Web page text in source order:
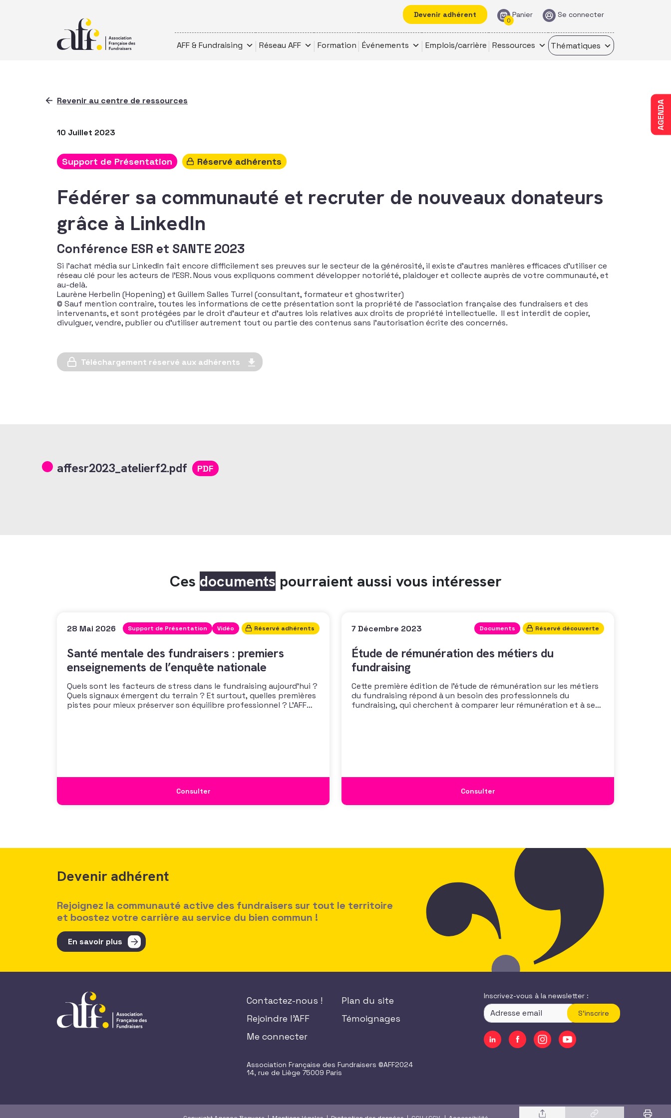
Devenir adhérent Panier
0
Se connecter
AFF & Fundraising Réseau AFF Formation Événements Emplois/carrière Ressources Thématiques
AGENDA
Revenir au centre de ressources
10 Juillet 2023
Support de Présentation Réservé adhérents
Fédérer sa communauté et recruter de nouveaux donateurs
grâce à LinkedIn
Conférence ESR et SANTE 2023
Si l’achat média sur LinkedIn fait encore difficilement ses preuves sur le secteur de la générosité, il existe d’autres manières efficaces d’utiliser ce
réseau clé pour les acteurs de l’ESR. Nous vous expliquons comment développer notoriété, plaidoyer et collecte auprès de votre communauté, et
au-delà.
Laurène Herbelin (Hopening) et Guillem Salles Turrel (consultant, formateur et ghostwriter)
© Sauf mention contraire, toutes les informations de cette présentation sont la propriété de l’association française des fundraisers et des
intervenants, et sont protégées par le droit d’auteur et d’autres lois relatives aux droits de propriété intellectuelle. Il est interdit de copier,
divulguer, vendre, publier ou d’utiliser autrement tout ou partie des contenus sans l’autorisation écrite des concernés.
Téléchargement réservé aux adhérents
affesr2023_atelierf2.pdf PDF
Ces documents pourraient aussi vous intéresser
28 Mai 2026 Support de Présentation Vidéo Réservé adhérents
Santé mentale des fundraisers : premiers
enseignements de l’enquête nationale
Quels sont les facteurs de stress dans le fundraising aujourd’hui ?
Quels signaux émergent du terrain ? Et surtout, quelles premières
pistes pour mieux préserver son équilibre professionnel ? L’AFF
Consulter
7 Décembre 2023 Documents Réservé découverte
Étude de rémunération des métiers du
fundraising
Cette première édition de l’étude de rémunération sur les métiers
du fundraising répond à un besoin des professionnels du
fundraising, qui cherchent à comparer leur rémunération et à se
Consulter
Devenir adhérent
Rejoignez la communauté active des fundraisers sur tout le territoire
et boostez votre carrière au service du bien commun !
En savoir plus
Contactez-nous !
Rejoindre l'AFF
Me connecter
Plan du site
Témoignages
Association Française des Fundraisers ©AFF2024
14, rue de Liège 75009 Paris
Inscrivez-vous à la newsletter :
S'inscrire